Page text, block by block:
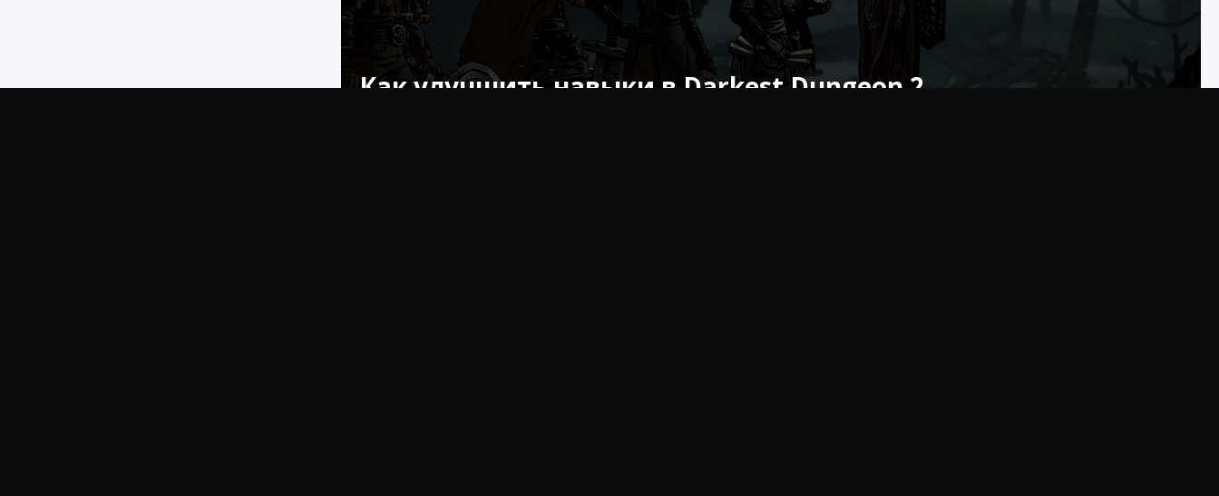
игре Creatures of Ava
Как улучшить навыки в Darkest Dungeon 2